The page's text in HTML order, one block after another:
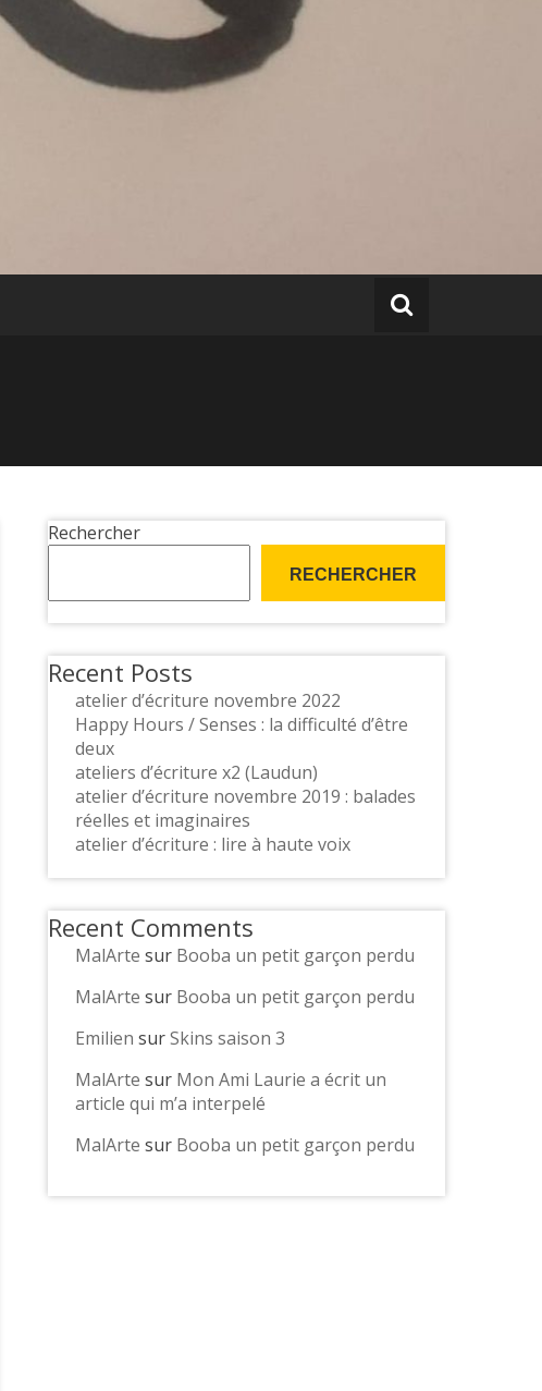
Rechercher
RECHERCHER
Recent Posts
atelier d’écriture novembre 2022
Happy Hours / Senses : la difficulté d’être
deux
ateliers d’écriture x2 (Laudun)
atelier d’écriture novembre 2019 : balades
réelles et imaginaires
atelier d’écriture : lire à haute voix
Recent Comments
MalArte sur Booba un petit garçon perdu
MalArte sur Booba un petit garçon perdu
Emilien surSkins saison 3
MalArte sur Mon Ami Laurie a écrit un
article qui m’a interpelé
MalArte sur Booba un petit garçon perdu